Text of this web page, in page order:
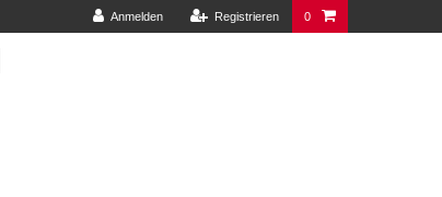
Anmelden Registrieren 0